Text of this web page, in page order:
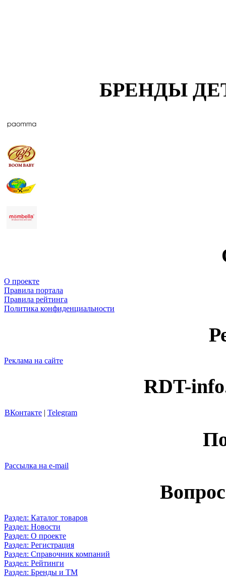
БРЕНДЫ
О проекте
Правила портала
Правила рейтинга
Политика конфиденциальности
Реклама на сайте
RDT-
ВКонтакте | Telegram
Рассылка на e-mail
Раздел: Каталог товаров
Раздел: Новости
Раздел: О проекте
Раздел: Регистрация
Раздел: Справочник компаний
Раздел: Рейтинги
Раздел: Бренды и ТМ